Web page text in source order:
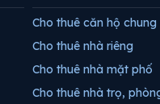
Cho thuê căn hộ chung
Cho thuê nhà riêng
Cho thuê nhà mặt phố
Cho thuê nhà trọ,